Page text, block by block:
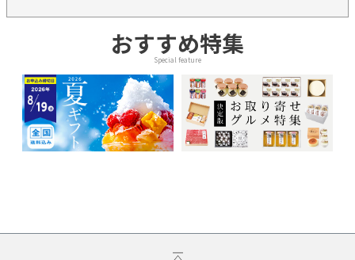
おすすめ特集
Special feature